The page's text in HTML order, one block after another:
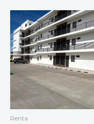
Renta